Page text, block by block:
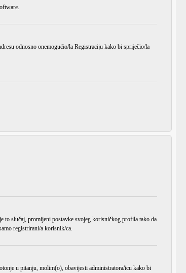
odnosno onemogućio/la Registraciju kako bi spriječio/la
to slučaj, promijeni postavke svojeg korisničkog profila tako da
registrirani/a korisnik/ca.
u pitanju, molim(o), obavijesti administratora/icu kako bi